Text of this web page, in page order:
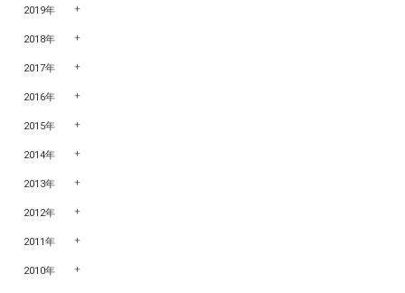
2019年
2018年
2017年
2016年
2015年
2014年
2013年
2012年
2011年
2010年